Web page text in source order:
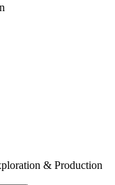
& Production